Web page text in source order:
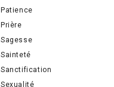
Patience
Prière
Sagesse
Sainteté
Sanctification
Sexualité